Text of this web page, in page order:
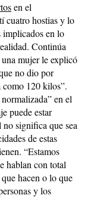
en el
cuatro hostias y lo
implicados en lo
Continúa
mujer le explicó
no dio por
como 120 kilos”.
normalizada” en el
puede estar
significa que sea
de estas
“Estamos
hablan con total
hacen o lo que
y los